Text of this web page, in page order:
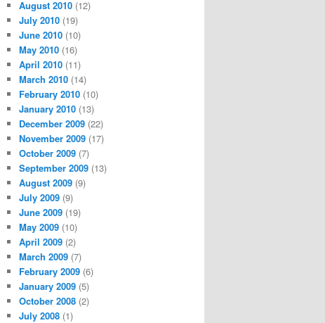
August 2010 (12)
July 2010 (19)
June 2010 (10)
May 2010 (16)
April 2010 (11)
March 2010 (14)
February 2010 (10)
January 2010 (13)
December 2009 (22)
November 2009 (17)
October 2009 (7)
September 2009 (13)
August 2009 (9)
July 2009 (9)
June 2009 (19)
May 2009 (10)
April 2009 (2)
March 2009 (7)
February 2009 (6)
January 2009 (5)
October 2008 (2)
July 2008 (1)